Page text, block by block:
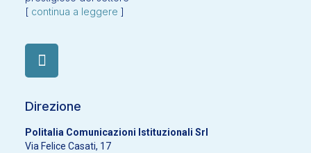
[ continua a leggere ]
Direzione
Politalia Comunicazioni Istituzionali Srl
Via Felice Casati, 17